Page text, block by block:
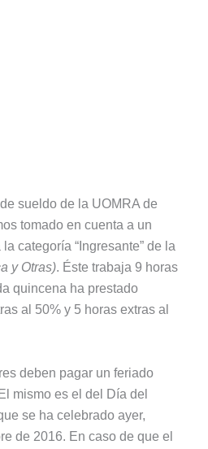
sueldo de la UOMRA de
tomado en cuenta a un
categoría “Ingresante” de la
y Otras). Éste trabaja 9 horas
quincena ha prestado
al 50% y 5 horas extras al
deben pagar un feriado
mismo es el del Día del
se ha celebrado ayer,
de 2016. En caso de que el